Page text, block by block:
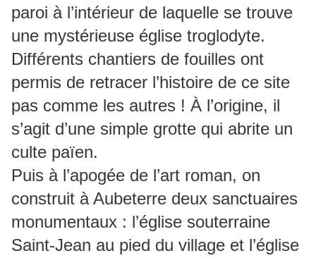
paroi à l’intérieur de laquelle se trouve
une mystérieuse église troglodyte.
Différents chantiers de fouilles ont
permis de retracer l’histoire de ce site
pas comme les autres ! À l’origine, il
s’agit d’une simple grotte qui abrite un
culte païen.
Puis à l’apogée de l’art roman, on
construit à Aubeterre deux sanctuaires
monumentaux : l’église souterraine
Saint-Jean au pied du village et l’église